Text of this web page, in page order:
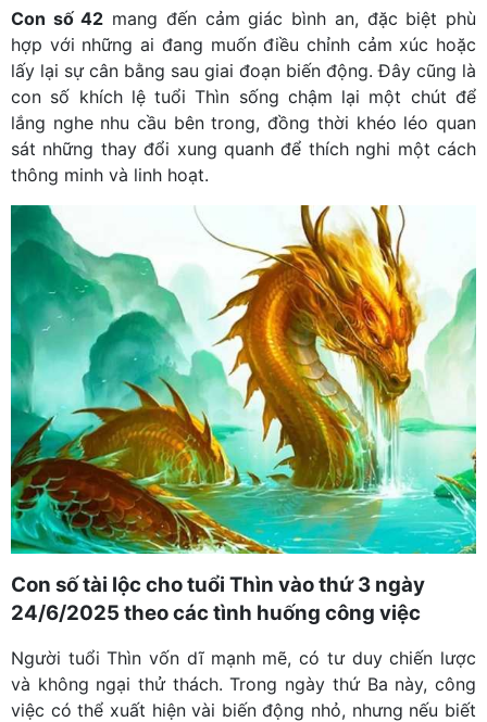
Con số 42 mang đến cảm giác bình an, đặc biệt phù
hợp với những ai đang muốn điều chỉnh cảm xúc hoặc
lấy lại sự cân bằng sau giai đoạn biến động. Đây cũng là
con số khích lệ tuổi Thìn sống chậm lại một chút để
lắng nghe nhu cầu bên trong, đồng thời khéo léo quan
sát những thay đổi xung quanh để thích nghi một cách
thông minh và linh hoạt.
Con số tài lộc cho tuổi Thìn vào thứ 3 ngày
24/6/2025 theo các tình huống công việc
Người tuổi Thìn vốn dĩ mạnh mẽ, có tư duy chiến lược
và không ngại thử thách. Trong ngày thứ Ba này, công
việc có thể xuất hiện vài biến động nhỏ, nhưng nếu biết